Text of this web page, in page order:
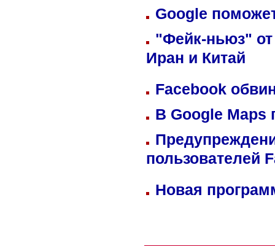
Google
"Фейк-ньюз" от
Иран и Китай
Facebook
В Google Maps
пользователей
Новая